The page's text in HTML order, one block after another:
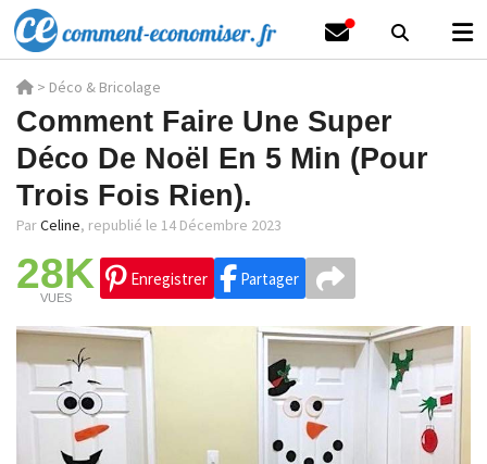
> Déco & Bricolage
Comment Faire Une Super
Déco De Noël En 5 Min (Pour
Trois Fois Rien).
ParCeline, republié le 14 Décembre 2023
28K
VUES
Enregistrer Partager